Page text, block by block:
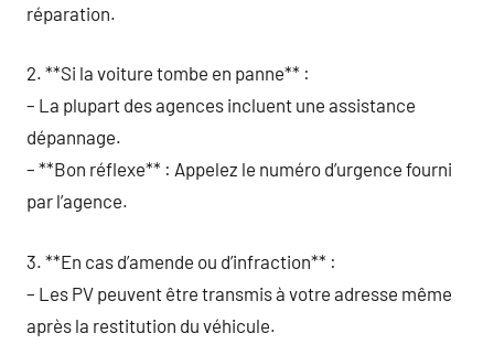
réparation.
2. **Si la voiture tombe en panne** :
– La plupart des agences incluent une assistance
dépannage.
– **Bon réflexe** : Appelez le numéro d’urgence fourni
par l’agence.
3. **En cas d’amende ou d’infraction** :
– Les PV peuvent être transmis à votre adresse même
après la restitution du véhicule.